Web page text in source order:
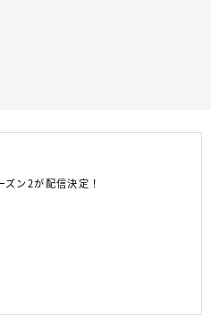
ン2が配信決定！